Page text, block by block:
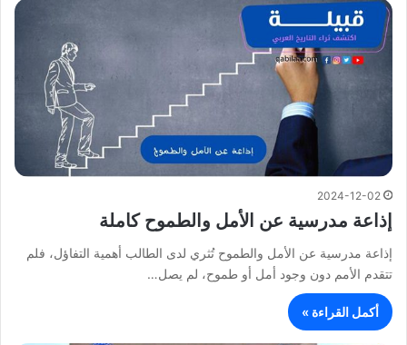
2024-12-02
إذاعة مدرسية عن الأمل والطموح كاملة
إذاعة مدرسية عن الأمل والطموح تُثري لدى الطالب أهمية التفاؤل، فلم
تتقدم الأمم دون وجود أمل أو طموح، لم يصل…
أكمل القراءة »